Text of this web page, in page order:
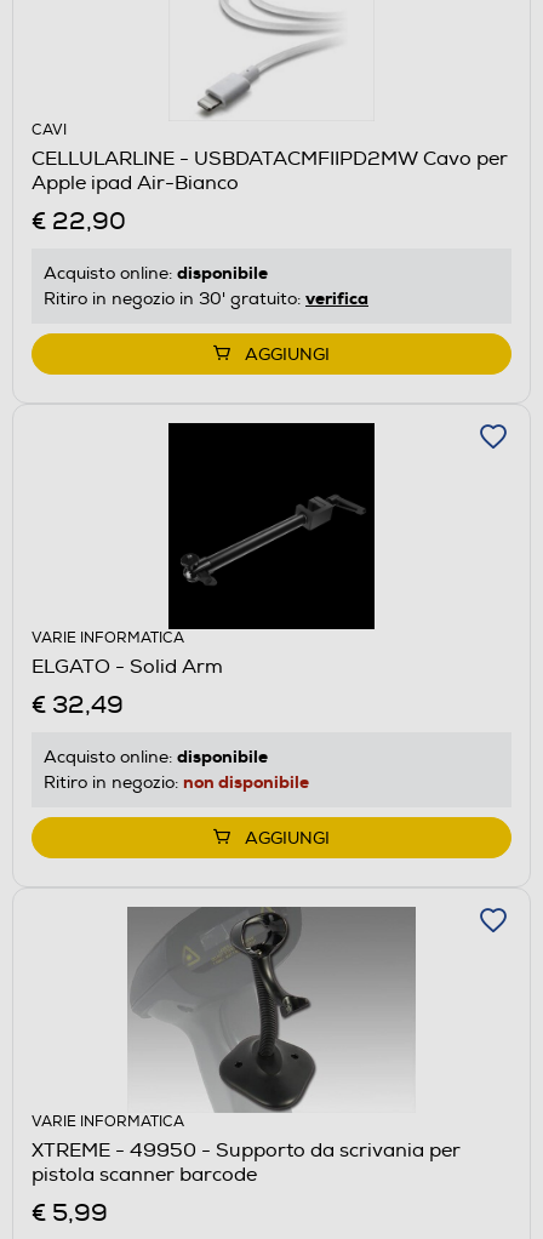
CAVI
CELLULARLINE - USBDATACMFIIPD2MW Cavo per
Apple ipad Air-Bianco
€ 22,90
Acquisto online: disponibile
Ritiro in negozio in 30' gratuito: verifica
AGGIUNGI
VARIE INFORMATICA
ELGATO - Solid Arm
€ 32,49
Acquisto online: disponibile
Ritiro in negozio: non disponibile
AGGIUNGI
VARIE INFORMATICA
XTREME - 49950 - Supporto da scrivania per
pistola scanner barcode
€ 5,99